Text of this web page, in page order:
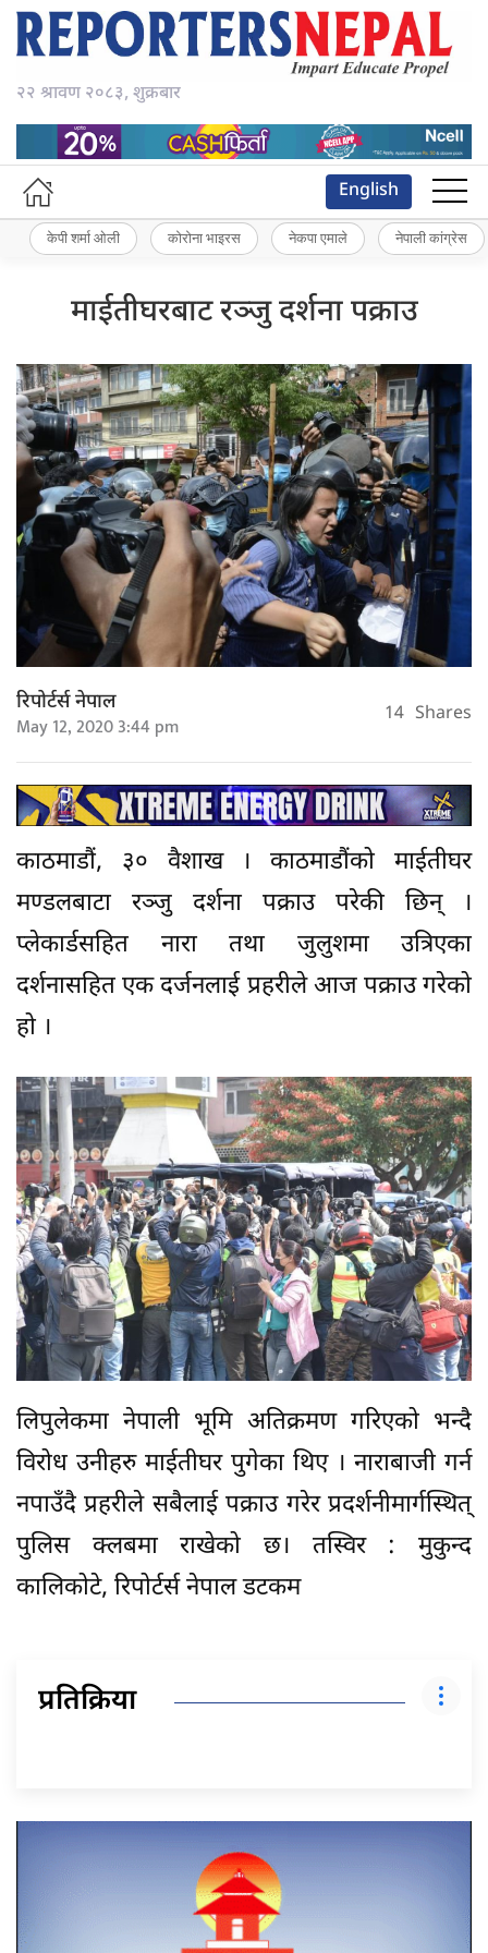
२२ श्रावण २०८३, शुक्रबार
English
केपी शर्मा ओली कोरोना भाइरस नेकपा एमाले नेपाली कांग्रेस
माईतीघरबाट रञ्जु दर्शना पक्राउ
रिपोर्टर्स नेपाल
May 12, 2020 3:44 pm 14 Shares
काठमाडौं, ३० वैशाख । काठमाडौंको माईतीघर
मण्डलबाटा रञ्जु दर्शना पक्राउ परेकी छिन् ।
प्लेकार्डसहित नारा तथा जुलुशमा उत्रिएका
दर्शनासहित एक दर्जनलाई प्रहरीले आज पक्राउ गरेको
हो ।
लिपुलेकमा नेपाली भूमि अतिक्रमण गरिएको भन्दै
विरोध उनीहरु माईतीघर पुगेका थिए । नाराबाजी गर्न
नपाउँदै प्रहरीले सबैलाई पक्राउ गरेर प्रदर्शनीमार्गस्थित्
पुलिस क्लबमा राखेको छ। तस्विर : मुकुन्द
कालिकोटे, रिपोर्टर्स नेपाल डटकम
प्रतिक्रिया